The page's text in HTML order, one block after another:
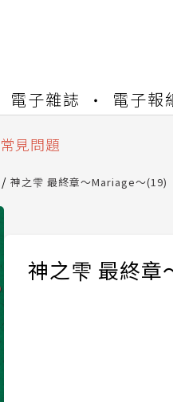
電子雜誌 電子報
統維護中，本站同步暫
見問題
要說明及資產合併結果
統維護中，本站同步暫
神之雫 最終章～Mariage～(19)
神之雫 最終